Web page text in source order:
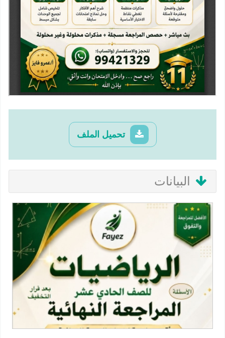
تحميل الملف
البيانات